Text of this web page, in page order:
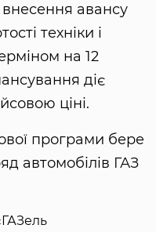
внесення авансу
техніки і
на 12
діє
ціні.
програми бере
автомобілів ГАЗ